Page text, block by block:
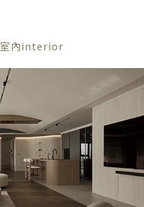
室內interior